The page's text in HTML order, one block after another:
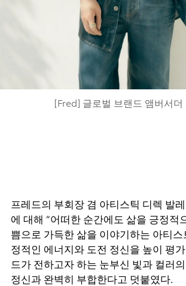
[Fred] 글로벌 브랜드 앰버서더
프레드의 부회장 겸 아티스틱 디렉 발
에 대해 “어떠한 순간에도 삶을 긍정적
쁨으로 가득한 삶을 이야기하는 아티스
정적인 에너지와 도전 정신을 높이 평
드가 전하고자 하는 눈부신 빛과 컬러
정신과 완벽히 부합한다고 덧붙였다.